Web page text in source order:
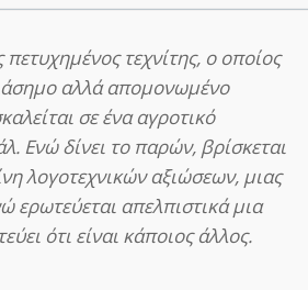
πετυχημένος τεχνίτης, ο οποίος
αλλά απομονωμένο
σε ένα αγροτικό
Ενώ δίνει το παρών, βρίσκεται
λογοτεχνικών αξιώσεων, μιας
ερωτεύεται απελπιστικά μια
ότι είναι κάποιος άλλος.